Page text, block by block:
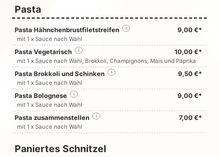
Pasta
Pasta Hähnchenbrustfiletstreifen 9,00 €*
i
mit 1 x Sauce nach Wahl
Pasta Vegetarisch 10,00 €*
i
mit 1 x Sauce nach Wahl, Brokkoli, Champignons, Mais und Paprika
Pasta Brokkoli und Schinken 9,50 €*
i
mit 1 x Sauce nach Wahl
Pasta Bolognese 9,00 €*
i
mit 1 x Sauce nach Wahl
Pasta zusammenstellen 7,00 €*
i
mit 1 x Sauce nach Wahl
Paniertes Schnitzel